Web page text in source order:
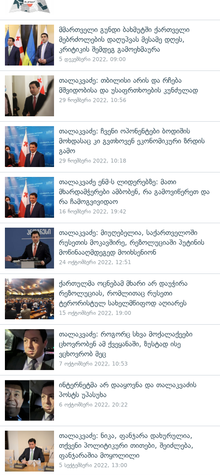
მმართველი გუნდი ბახმუტში ქართველი
მებრძოლების დაღუპვას მესამე დღეს,
კრიტიკის შემდეგ გამოეხმაურა
5 დეკემბერი 2022, 09:00
თალაკვაძე: თბილისი არის და რჩება
მშვიდობისა და უსაფრთხოების კუნძულად
29 ნოემბერი 2022, 10:56
თალაკვაძე: ჩვენი ოპონენტები ბოდიშის
მოხდასაც კი გვთხოვენ ეკონომიკური ზრდის
გამო
29 ნოემბერი 2022, 10:18
თალაკვაძე ენმ-ს ლიდერებზე: მათი
მხარდამჭერები ამბობენ, რა გამოვიწერეთ და
რა ჩამოგვივიდაო
16 ნოემბერი 2022, 19:42
თალაკვაძე: მიუღებელია, საქართველოში
რუსეთის მოკავშირე, რეზოლუციაში პუტინის
მოწინააღმდეგედ მოიხსენიონ
24 ოქტომბერი 2022, 12:51
ქართულმა ოცნებამ მხარი არ დაუჭირა
რეზოლუციას, რომლითაც რუსეთი
ტერორისტულ სახელმწიფოდ აღიარეს
15 ოქტომბერი 2022, 19:00
თალაკვაძე: როგორც სხვა მოქალაქეები
ცხოვრობენ ამ ქვეყანაში, ზუსტად ისე
ვცხოვრობ მეც
7 ოქტომბერი 2022, 10:53
ინტერნეტმა არ დააყოვნა და თალაკვაძის
პოსტს უპასუხა
6 ოქტომბერი 2022, 20:22
თალაკვაძე: ნიკა, ფანჯარა დახურულია,
თქვენი პოლიტიკური თითები, შეიძლება,
ფანჯარაშია მოყოლილი
5 სექტემბერი 2022, 13:00